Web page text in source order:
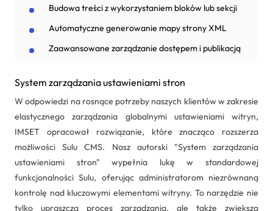
Budowa treści z wykorzystaniem bloków lub sekcji
Automatyczne generowanie mapy strony XML
Zaawansowane zarządzanie dostępem i publikacją
System zarządzania ustawieniami stron
W odpowiedzi na rosnące potrzeby naszych klientów w zakresie
elastycznego zarządzania globalnymi ustawieniami witryn,
IMSET opracował rozwiązanie, które znacząco rozszerza
możliwości Sulu CMS. Nasz autorski "System zarządzania
ustawieniami stron" wypełnia lukę w standardowej
funkcjonalności Sulu, oferując administratorom niezrównaną
kontrolę nad kluczowymi elementami witryny. To narzędzie nie
tylko upraszcza proces zarządzania, ale także zwiększa